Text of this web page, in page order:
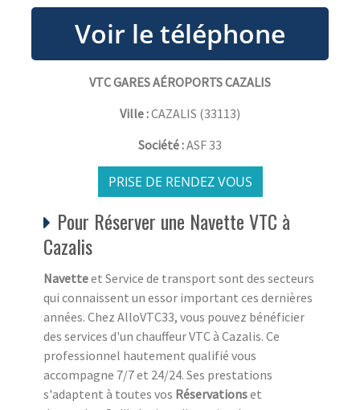
VTC GARES AÉROPORTS CAZALIS
Ville :CAZALIS (33113)
Société :ASF 33
PRISE DE RENDEZ VOUS
Pour Réserver une Navette VTC à
Cazalis
Navetteet Service de transport sont des secteurs
qui connaissent un essor important ces dernières
années. Chez AlloVTC33, vous pouvez bénéficier
des services d'un chauffeur VTC à Cazalis. Ce
professionnel hautement qualifié vous
accompagne 7/7 et 24/24. Ses prestations
s'adaptent à toutes vos Réservationset